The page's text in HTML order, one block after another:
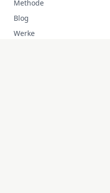
Methode
Blog
Werke